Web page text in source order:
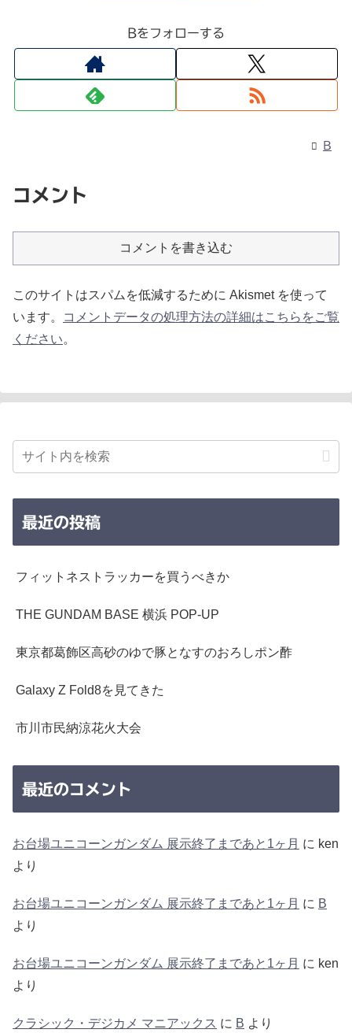
Bをフォローする
B
コメント
コメントを書き込む
このサイトはスパムを低減するために Akismet を使って
います。
コメントデータの処理方法の詳細はこちらをご覧
ください。
最近の投稿
フィットネストラッカーを買うべきか
THE GUNDAM BASE 横浜 POP-UP
東京都葛飾区高砂のゆで豚となすのおろしポン酢
Galaxy Z Fold8を見てきた
市川市民納涼花火大会
最近のコメント
お台場ユニコーンガンダム 展示終了まであと1ヶ月 に ken
より
お台場ユニコーンガンダム 展示終了まであと1ヶ月 に B
より
お台場ユニコーンガンダム 展示終了まであと1ヶ月 に ken
より
クラシック・デジカメ マニアックス に B より